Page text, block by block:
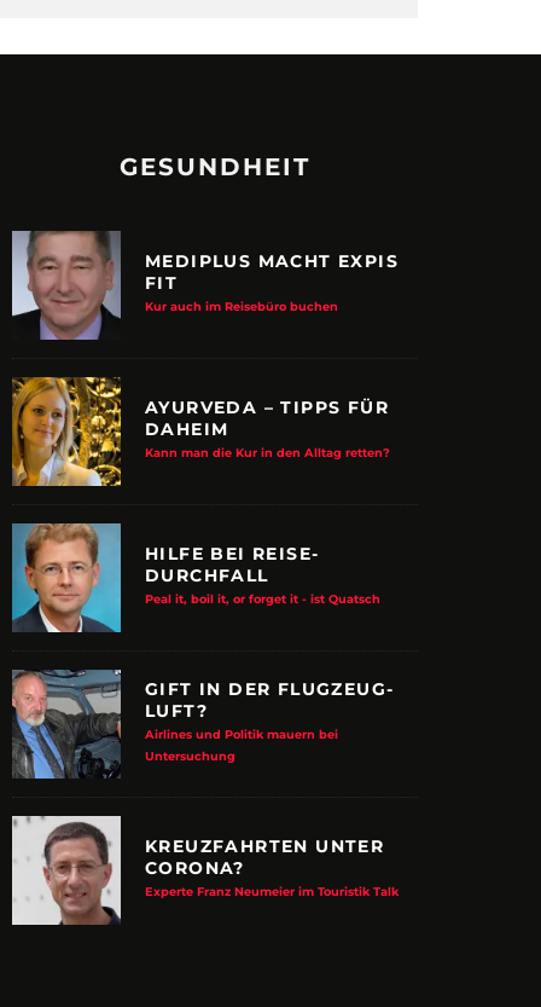
MACHER
System werden Reisen sicherer
ZUPANCIC
GESUNDHEIT
MEDIPLUS MACHT EXPIS
FIT
Kur auch im Reisebüro buchen
AYURVEDA – TIPPS FÜR
DAHEIM
Kann man die Kur in den Alltag retten?
HILFE BEI REISE-
DURCHFALL
Peal it, boil it, or forget it - ist Quatsch
GIFT IN DER FLUGZEUG-
LUFT?
Airlines und Politik mauern bei
Untersuchung
KREUZFAHRTEN UNTER
CORONA?
Experte Franz Neumeier im Touristik Talk